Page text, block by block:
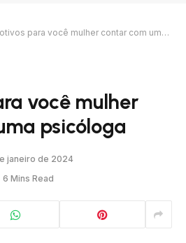
para você mulher contar com uma psicóloga
você mulher
psicóloga
janeiro de 2024
6 Mins Read